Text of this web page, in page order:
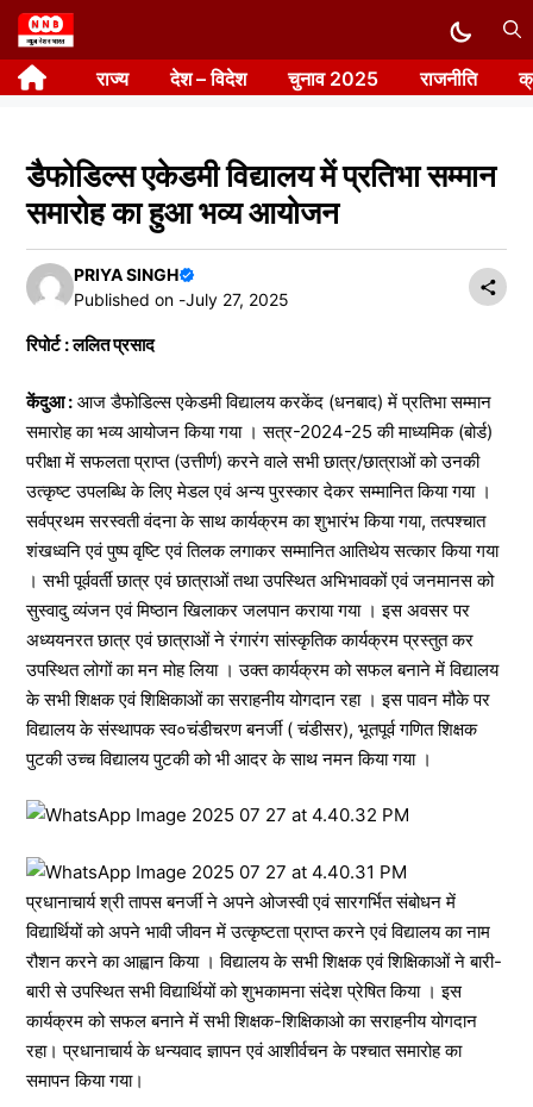
Skip
to
content राज्य देश – विदेश चुनाव 2025 राजनीति
डैफोडिल्स एकेडमी विद्यालय में प्रतिभा सम्मान
समारोह का हुआ भव्य आयोजन
PRIYA SINGH
Published on -July 27, 2025
रिपोर्ट : ललित प्रसाद
केंदुआ : आज डैफोडिल्स एकेडमी विद्यालय करकेंद (धनबाद) में प्रतिभा सम्मान
समारोह का भव्य आयोजन किया गया । सत्र-2024-25 की माध्यमिक (बोर्ड)
परीक्षा में सफलता प्राप्त (उत्तीर्ण) करने वाले सभी छात्र/छात्राओं को उनकी
उत्कृष्ट उपलब्धि के लिए मेडल एवं अन्य पुरस्कार देकर सम्मानित किया गया ।
सर्वप्रथम सरस्वती ‌वंदना के साथ ‌कार्यक्रम का शुभारंभ किया गया, तत्पश्चात
शंखध्वनि एवं पुष्प वृष्टि एवं तिलक लगाकर सम्मानित आतिथेय सत्कार किया गया
। सभी पूर्ववर्ती छात्र एवं छात्राओं तथा उपस्थित अभिभावकों एवं जनमानस को
सुस्वादु व्यंजन एवं मिष्ठान खिलाकर जलपान कराया गया । इस अवसर पर
अध्ययनरत छात्र एवं छात्राओं ने रंगारंग सांस्कृतिक कार्यक्रम प्रस्तुत कर
उपस्थित लोगों का मन मोह लिया । उक्त ‌कार्यक्रम को सफल ‌बनाने में विद्यालय
‌के‌ सभी शिक्षक एवं शिक्षिकाओं का सराहनीय योगदान रहा । इस पावन मौके पर
विद्यालय ‌के‌ संस्थापक स्व०चंडीचरण बनर्जी ( चंडीसर), भूतपूर्व गणित शिक्षक
पुटकी उच्च विद्यालय पुटकी को भी आदर के साथ नमन किया गया ।
प्रधानाचार्य श्री तापस बनर्जी ने अपने ओजस्वी एवं सारगर्भित संबोधन में
विद्यार्थियों को अपने भावी जीवन में उत्कृष्टता प्राप्त करने एवं विद्यालय का नाम
रौशन करने का आह्वान किया । विद्यालय ‌के‌ सभी शिक्षक एवं शिक्षिकाओं ने बारी-
बारी से उपस्थित सभी विद्यार्थियों को शुभकामना संदेश प्रेषित किया । इस
कार्यक्रम को सफल बनाने में सभी शिक्षक-शिक्षिकाओ का सराहनीय योगदान
रहा। प्रधानाचार्य के धन्यवाद ज्ञापन एवं आशीर्वचन के पश्चात समारोह का
समापन किया गया।